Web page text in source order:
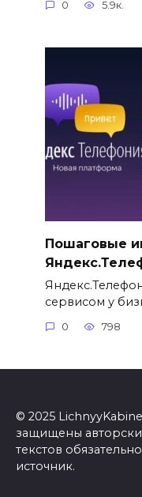
0 5.9к.
Пошаговые
сервисом у
0 798
© 2025
защищены
текстов
источник.